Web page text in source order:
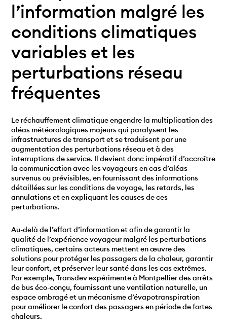
l’information malgré les
conditions climatiques
variables et les
perturbations réseau
fréquentes
Le réchauffement climatique engendre la multiplication des
aléas météorologiques majeurs qui paralysent les
infrastructures de transport et se traduisent par une
augmentation des perturbations réseau et à des
interruptions de service. Il devient donc impératif d’accroître
la communication avec les voyageurs en cas d’aléas
survenus ou prévisibles, en fournissant des informations
détaillées sur les conditions de voyage, les retards, les
annulations et en expliquant les causes de ces
perturbations.
Au-delà de l’effort d’information et afin de garantir la
qualité de l’expérience voyageur malgré les perturbations
climatiques, certains acteurs mettent en œuvre des
solutions pour protéger les passagers de la chaleur, garantir
leur confort, et préserver leur santé dans les cas extrêmes.
Par exemple, Transdev expérimente à Montpellier des arrêts
de bus éco-conçu, fournissant une ventilation naturelle, un
espace ombragé et un mécanisme d’évapotranspiration
pour améliorer le confort des passagers en période de fortes
chaleurs.